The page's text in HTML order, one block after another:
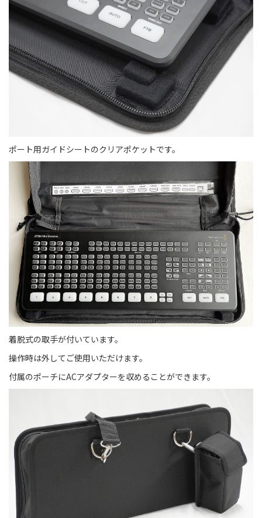
ポート用ガイドシートのクリアポケットです。
着脱式の取手が付いています。
操作時は外してご使用いただけます。
付属のポーチにACアダプターを収めることができます。